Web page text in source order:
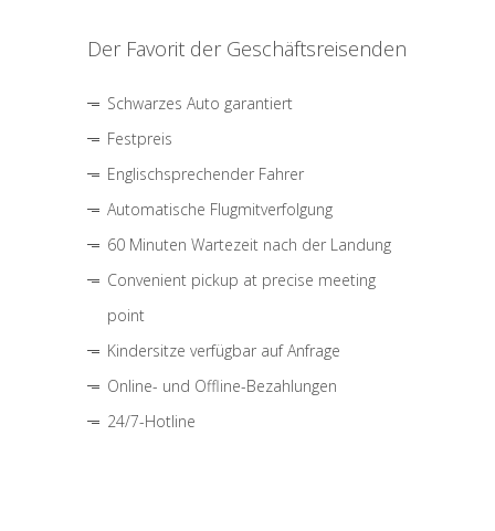
Der Favorit der Geschäftsreisenden
Schwarzes Auto garantiert
Festpreis
Englischsprechender Fahrer
Automatische Flugmitverfolgung
60 Minuten Wartezeit nach der Landung
Convenient pickup at precise meeting
point
Kindersitze verfügbar auf Anfrage
Online- und Offline-Bezahlungen
24/7-Hotline